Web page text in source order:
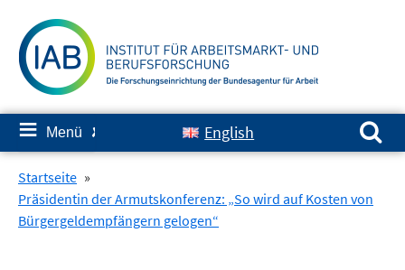
zum
Inhalt
≡ Menü ✘ English
Suchen nach:
Startseite »
Präsidentin der Armutskonferenz: „So wird auf Kosten von
Bürgergeldempfängern gelogen“